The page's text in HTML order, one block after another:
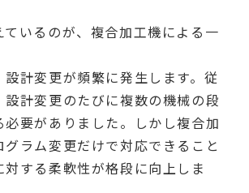
ているのが、複合加工機による一
計変更が頻繁に発生します。従
計変更のたびに複数の機械の段
要がありました。しかし複合加
ラム変更だけで対応できること
する柔軟性が格段に向上しま